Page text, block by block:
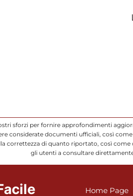
sforzi per fornire approfondimenti
considerate documenti ufficiali, così
correttezza di quanto riportato, così
gli utenti a consultare
Home Page